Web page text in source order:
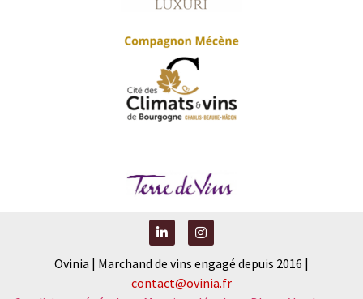
Ovinia | Marchand de vins engagé depuis 2016 |
contact@ovinia.fr